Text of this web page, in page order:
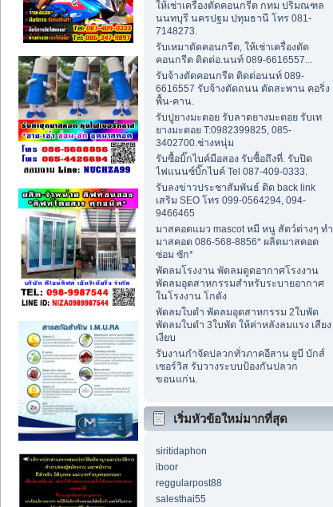
ให้เช่าเครื่องตัดคอนกรีต กทม ปริมณฑล
นนทบุรี นครปฐม ปทุมธานี โทร 081-
7148273.
รับเหมาตัดคอนกรีต, ให้เช่าเครื่องตัด
คอนกรีต ติดต่อ.นนท์ 089-6616557...
รับจ้างตัดคอนกรีต ติดต่อนนท์ 089-
6616557 รับจ้างตัดถนน ตัดสะพาน คอริ่ง
พื้น-คาน.
รับปูยางมะตอย รับลาดยางมะตอย รับเท
ยางมะตอย T:0982399825, 085-
3402700.ช่างหนุ่ม
รับซื้อบิ๊กไบค์มือสอง รับซื้อถึงที่. รับปิด
ไฟแนนซ์บิ๊กไบค์ Tel 087-409-0333.
รับลงข่าวประชาสัมพันธ์ ติด back link
เสริม SEO โทร 099-0564294, 094-
9466465
มาสคอตแมว mascot หมี หนู สัตว์ต่างๆ ทำ
มาสคอต 086-568-8856* ผลิตมาสคอต
ซ่อม ซัก*
พัดลมโรงงาน พัดลมดูดอากาศโรงงาน
พัดลมอุตสาหกรรมสำหรับระบายอากาศ
ในโรงงาน โกดัง
พัดลมใบดำ พัดลมอุตสาหกรรม 2ใบพัด
พัดลมใบดำ 3ใบพัด ให้ค่าหลังลมแรง เสียง
เงียบ
รับงานกำจัดปลวกทั่วภาคอีสาน ยูบี บักส์
เซอร์วิส รับวางระบบป้องกันปลวก
ขอนแก่น.
เริ่มหัวข้อใหม่มากที่สุด
siritidaphon
iboor
reggularpost88
salesthai55